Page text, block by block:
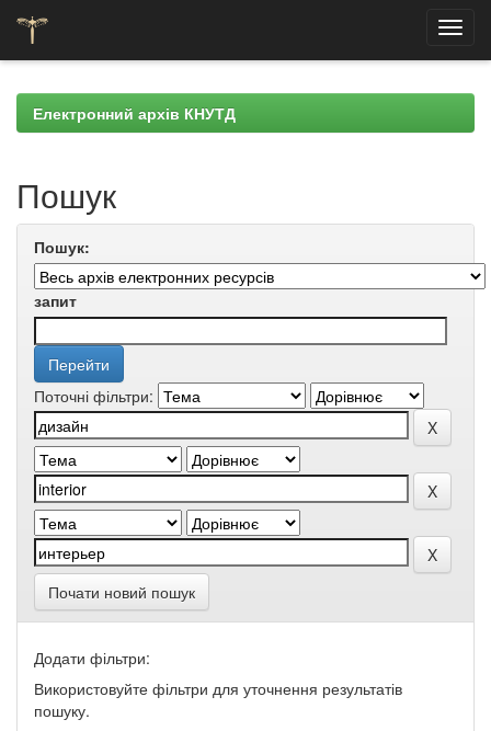
navigationЕлектронний архів КНУТД
Пошук
Пошук:
запит
Поточні фільтри:
Почати новий пошук
Додати фільтри:
Використовуйте фільтри для уточнення результатів
пошуку.